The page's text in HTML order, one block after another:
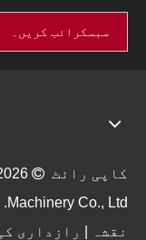
سبسکرائب کریں۔
کاپی رائٹ 
Machinery Co., Ltd. جملہ حقوق محفوظ ہیں۔ |
نقشہ
رازداری